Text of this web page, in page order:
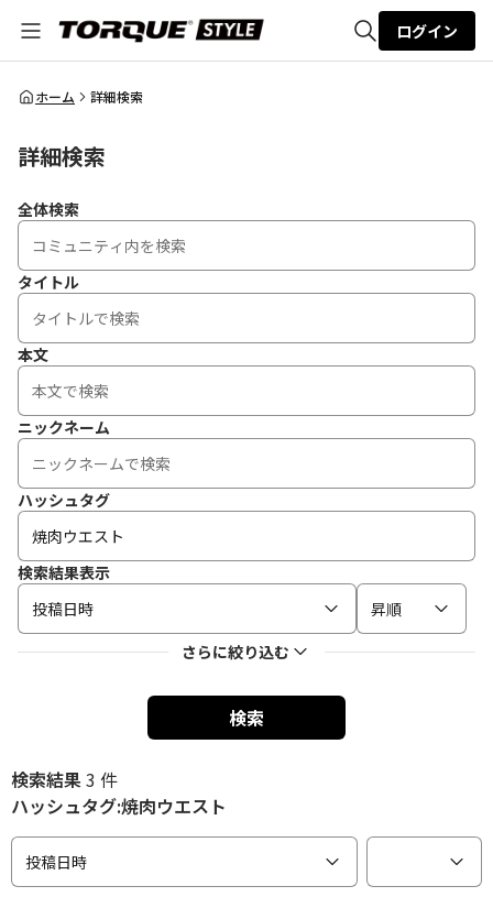
全体検索
ログイン
ホーム 詳細検索
詳細検索
全体検索
タイトル
本文
ニックネーム
ハッシュタグ
検索結果表示
投稿日時
昇順
さらに絞り込む
検索
検索結果3 件
ハッシュタグ:焼肉ウエスト
投稿日時